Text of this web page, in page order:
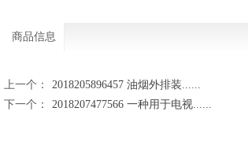
商品信息
上一个：
2018205896457 油烟外排装......
下一个：
2018207477566 一种用于电视......